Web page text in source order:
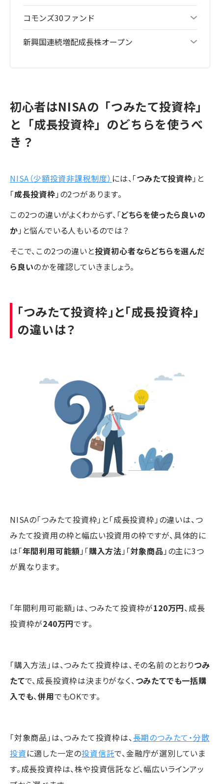
コモンズ30ファンド
新興国連続増配成長株オープン
初心者はNISAの「つみたて投資枠」
と「成長投資枠」のどちらを使うべ
き？
NISA（少額投資非課税制度） には、「つみたて投資枠 」と
「成長投資枠 」の2つがあります。
この2つの違いがよくわからず、「どちらを使ったら良いの
か 」と悩んでいる人もいるのでは？
そこで、この2つの違いと投資初心者ならどちらを選んだ
ら良いのかを確認していきましょう。
「つみたて投資枠」と「成長投資枠」
の違いは？
NISAの「つみたて投資枠」と「成長投資枠」の違いは、つ
みたて投資用の枠と幅広い投資用の枠ですが、具体的に
は「年間利用可能額 」「購入方法 」「対象商品 」の主に3つ
が異なります。
「年間利用可能額」は、つみたて投資枠が120万円、成長
投資枠が240万円です。
「購入方法」は、つみたて投資枠は、その名前のとおりつみ
たてで、成長投資枠は決まりがなく、つみたてでも一括購
入でも、併用でもOKです。
「対象商品」は、つみたて投資枠は、長期のつみたて・分散
投資に適した一定の投資信託で、金融庁が選別していま
す。成長投資枠は、株や投資信託など、幅広いラインアッ